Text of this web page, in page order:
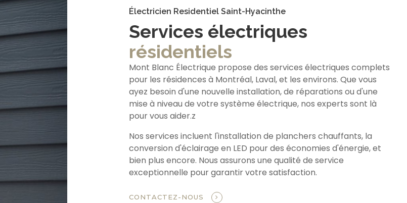
Électricien Residentiel Saint-Hyacinthe
Services électriques
résidentiels
Mont Blanc Électrique propose des services électriques complets
pour les résidences à Montréal, Laval, et les environs. Que vous
ayez besoin d'une nouvelle installation, de réparations ou d'une
mise à niveau de votre système électrique, nos experts sont là
pour vous aider.z
Nos services incluent l'installation de planchers chauffants, la
conversion d'éclairage en LED pour des économies d'énergie, et
bien plus encore. Nous assurons une qualité de service
exceptionnelle pour garantir votre satisfaction.
CONTACTEZ-NOUS